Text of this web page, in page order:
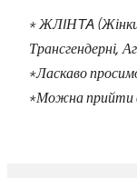
* ЖЛIНTA (Жінки,
Трансгендерні,
*Ласкаво
*Можна прийти